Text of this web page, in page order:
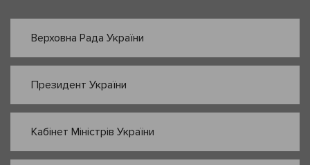
Верховна Рада України
Президент України
Кабінет Міністрів України